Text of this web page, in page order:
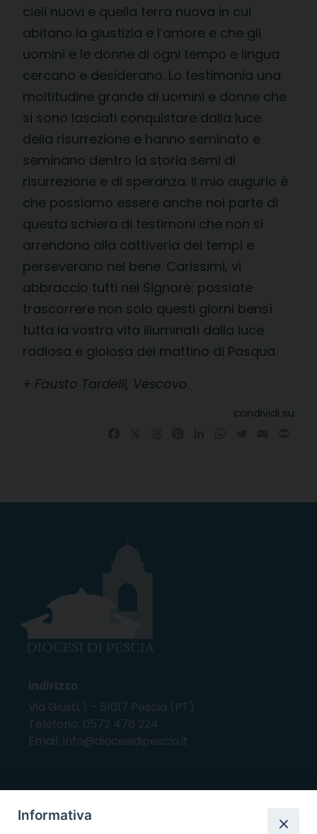
cieli nuovi e quella terra nuova in cui
abitano la giustizia e l’amore e che gli
uomini e le donne di ogni tempo e lingua
cercano e desiderano. Lo testimonia una
moltitudine grande di uomini e donne che
si sono lasciati conquistare dalla luce
della risurrezione e hanno seminato e
seminano dentro la storia semi di
risurrezione e di speranza. Il mio augurio è
che possiamo essere anche noi parte di
questa schiera di testimoni che non si
arrendono alla cattiveria dei tempi e
perseverano nel bene. Carissimi, vi
abbraccio tutti nel Signore: possiate
trascorrere non solo questi giorni bensì
tutta la vostra vita illuminati dalla luce
radiosa e gioiosa del mattino di Pasqua.
+ Fausto Tardelli, Vescovo
condividi su
Indirizzo
Via Giusti, 1 – 51017 Pescia (PT)
Telefono: 0572 476 224
Email: info@diocesidipescia.it
ORARI E GIORNI DI APERTURA
Informativa